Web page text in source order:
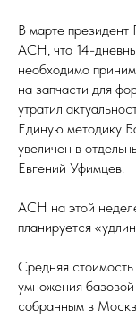
В марте
АСН, что 14-
необходимо
на запчасти для
утратил
Единую методику
увеличен в
Евгений Уфимцев.
АСН на этой
планируется
Средняя стоимость
умножения
собранным в